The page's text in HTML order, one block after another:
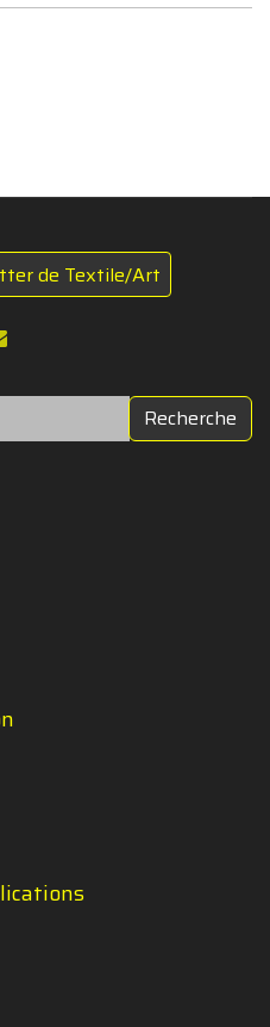
de Textile/Art
Recherche